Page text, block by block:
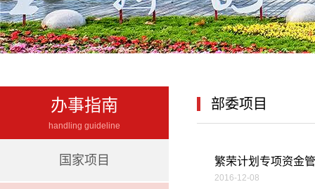
办事指南
handling guideline
国家项目
部委项目
繁荣计划专项资金
2016-12-08